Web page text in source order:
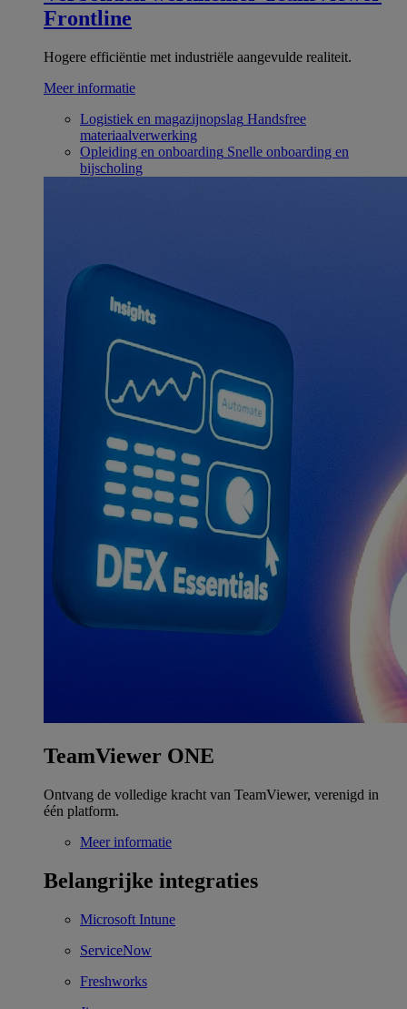
Frontline
Hogere efficiëntie met industriële aangevulde realiteit.
Meer informatie
Logistiek en magazijnopslag Handsfree
materiaalverwerking
Opleiding en onboarding Snelle onboarding en
bijscholing
TeamViewer ONE
Ontvang de volledige kracht van TeamViewer, verenigd in
één platform.
Meer informatie
Belangrijke integraties
Microsoft Intune
ServiceNow
Freshworks